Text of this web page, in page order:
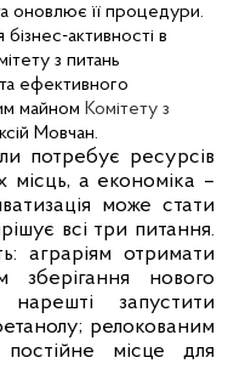
оновлює її процедури.
активності в
з питань
ефективного
майном Комітету з
Мовчан.
потребує ресурсів
а економіка –
може стати
всі три питання.
аграріям отримати
зберігання
нового
нарешті
запустити
релокованим
постійне місце
для